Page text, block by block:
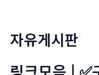
자유게시판